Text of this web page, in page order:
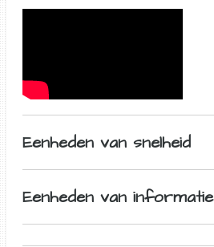
Eenheden van snelheid
Eenheden van informatie